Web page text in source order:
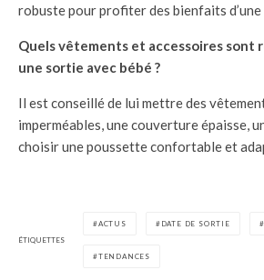
robuste pour profiter des bienfaits
Quels vêtements et accessoires sont
une sortie avec bébé ?
Il est conseillé de lui mettre des
imperméables, une couverture épaisse,
choisir une poussette confortable et
ÉTIQUETTES
ACTUS DATE DE SORTIE
TENDANCES